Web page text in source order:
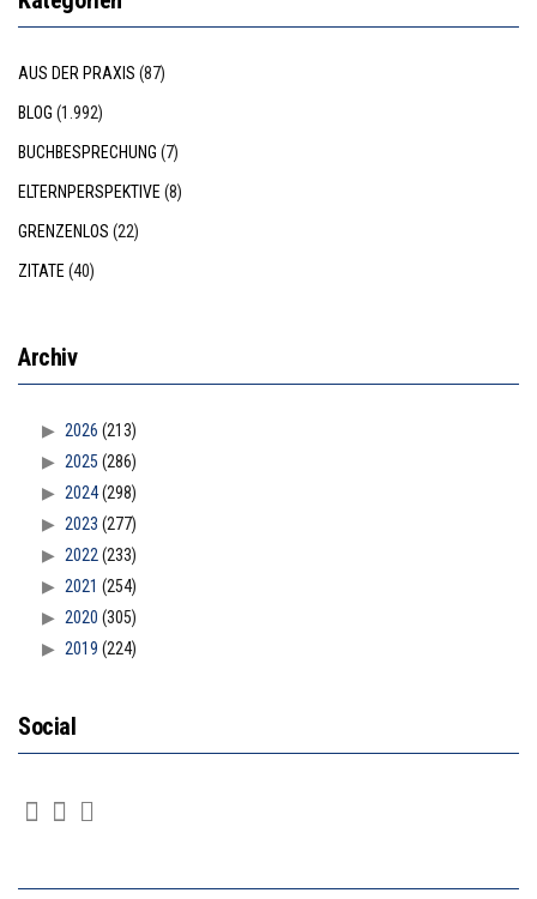
AUS DER PRAXIS (87)
BLOG (1.992)
BUCHBESPRECHUNG (7)
ELTERNPERSPEKTIVE(8)
GRENZENLOS (22)
ZITATE(40)
Archiv
2026 (213)
2025 (286)
2024(298)
2023 (277)
2022(233)
2021 (254)
2020 (305)
2019 (224)
Social